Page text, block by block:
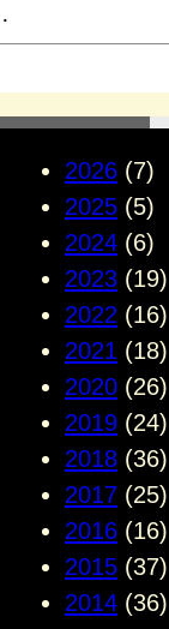
2026 (7)
2025 (5)
2024 (6)
2023 (19)
2022 (16)
2021 (18)
2020 (26)
2019 (24)
2018 (36)
2017 (25)
2016 (16)
2015 (37)
2014 (36)